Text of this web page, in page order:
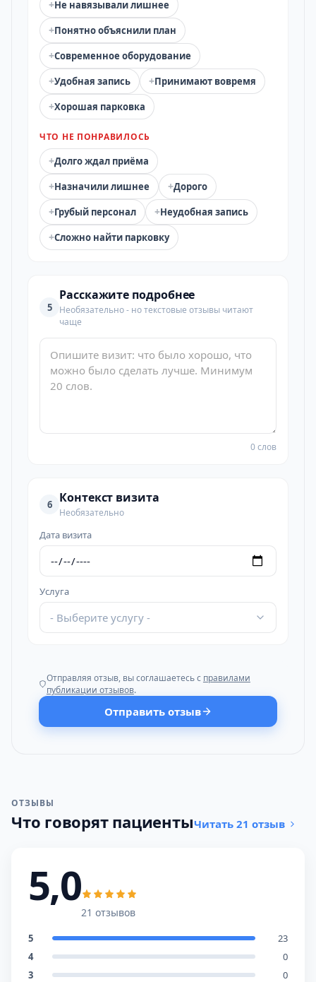
+Не навязывали лишнее
+Понятно объяснили план
+Современное оборудование
+Удобная запись +Принимают вовремя
+Хорошая парковка
ЧТО НЕ ПОНРАВИЛОСЬ
+Долго ждал приёма
+Назначили лишнее +Дорого
+Грубый персонал +Неудобная запись
+Сложно найти парковку
5
Расскажите подробнее
Необязательно - но текстовые отзывы читают
чаще
0 слов
6 Контекст визита
Необязательно
Дата визита
Услуга
- Выберите услугу -
Отправляя отзыв, вы соглашаетесь с правилами
публикации отзывов.
Отправить отзыв
ОТЗЫВЫ
Что говорят пациентыЧитать 21 отзыв
5,0
21 отзывов
5
23
4
0
3
0